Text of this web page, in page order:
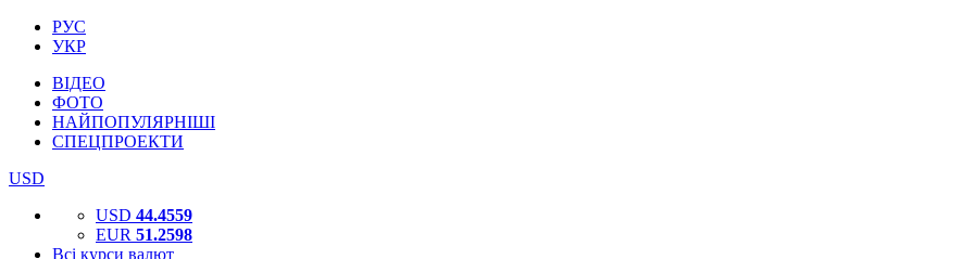
РУС
УКР
ВІДЕО
ФОТО
НАЙПОПУЛЯРНІШІ
СПЕЦПРОЕКТИ
USD
USD 44.4559
EUR 51.2598
Всі курси валют